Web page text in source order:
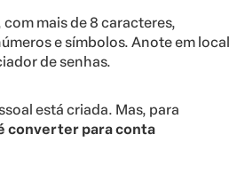
mais de 8 caracteres,
e símbolos. Anote em local
de senhas.
está criada. Mas, para
converter para conta